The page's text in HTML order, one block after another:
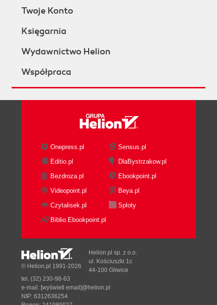
Twoje Konto
Księgarnia
Wydawnictwo Helion
Współpraca
Onepress.pl
Sensus.pl
Editio.pl
DlaBystrzakow.pl
Bezdroza.pl
Ebookpoint.pl
Videopoint.pl
Beya.pl
Czytalisek.pl
Sploty
Biblio.Ebookpoint.pl
© Helion.pl 1991-2026
Helion.pl sp. z o.o.
ul. Kościuszki 1c
44-100 Gliwice
tel. (32) 230-98-63
e-mail: [wyświetl email]@helion.pl
NIP: 6312636254